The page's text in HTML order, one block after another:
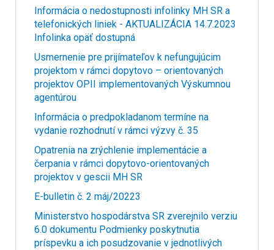
Informácia o nedostupnosti infolinky MH SR a
telefonických liniek - AKTUALIZÁCIA 14.7.2023
Infolinka opäť dostupná
Usmernenie pre prijímateľov k nefungujúcim
projektom v rámci dopytovo – orientovaných
projektov OPII implementovaných Výskumnou
agentúrou
Informácia o predpokladanom termíne na
vydanie rozhodnutí v rámci výzvy č. 35
Opatrenia na zrýchlenie implementácie a
čerpania v rámci dopytovo-orientovaných
projektov v gescii MH SR
E-bulletin č. 2 máj/20223
Ministerstvo hospodárstva SR zverejnilo verziu
6.0 dokumentu Podmienky poskytnutia
príspevku a ich posudzovanie v jednotlivých